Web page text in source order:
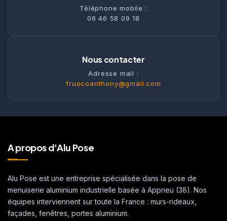
Téléphone mobile :
06 46 58 09 18
Nous contacter
Adresse mail :
fruocoanthony@gmail.com
A propos d'Alu Pose
Alu Pose est une entreprise spécialisée dans la pose de
menuiserie aluminium industrielle basée à Apprieu (38). Nos
équipes interviennent sur toute la France : murs-rideaux,
façades, fenêtres, portes aluminium.